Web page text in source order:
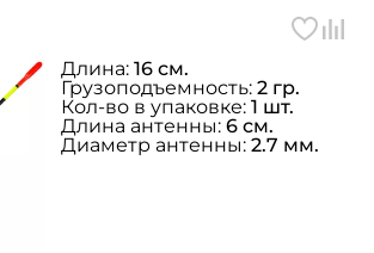
Длина: 16 см.
Грузоподъемность: 2 гр.
Кол-во в упаковке: 1 шт.
Длина антенны: 6 см.
Диаметр антенны: 2.7 мм.